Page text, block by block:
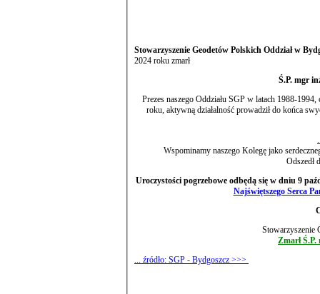
Stowarzyszenie Geodetów Polskich Oddział w
2024 roku zmarł
Ś.P. mgr
Prezes naszego Oddziału SGP w latach 1988-
roku, aktywną działalność prowadził do końca swych dni, pełniąc szereg funkcji w bydgoskim Zarządzie
Wspominamy naszego Kolegę jako
Odszedł
Uroczystości pogrzebowe odbędą się w dniu 9
Najświętszego Serca
Stowarzyszenie
Zmarł
... źródło: SGP - Bydgoszcz >>>